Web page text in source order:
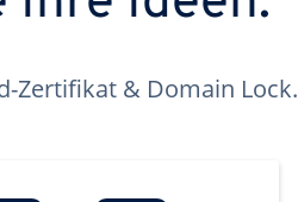
Zertifikat & Domain Lock.